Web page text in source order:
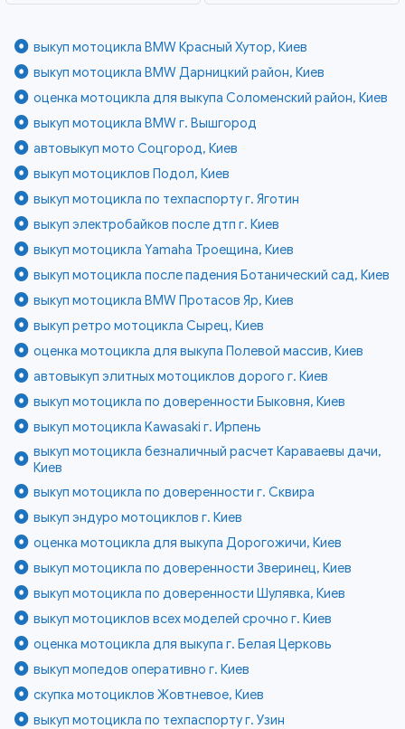
выкуп мотоцикла BMW Красный Хутор, Киев
выкуп мотоцикла BMW Дарницкий район, Киев
оценка мотоцикла для выкупа Соломенский район, Киев
выкуп мотоцикла BMW г. Вышгород
автовыкуп мото Соцгород, Киев
выкуп мотоциклов Подол, Киев
выкуп мотоцикла по техпаспорту г. Яготин
выкуп электробайков после дтп г. Киев
выкуп мотоцикла Yamaha Троещина, Киев
выкуп мотоцикла после падения Ботанический сад, Киев
выкуп мотоцикла BMW Протасов Яр, Киев
выкуп ретро мотоцикла Сырец, Киев
оценка мотоцикла для выкупа Полевой массив, Киев
автовыкуп элитных мотоциклов дорого г. Киев
выкуп мотоцикла по доверенности Быковня, Киев
выкуп мотоцикла Kawasaki г. Ирпень
выкуп мотоцикла безналичный расчет Караваевы дачи,
Киев
выкуп мотоцикла по доверенности г. Сквира
выкуп эндуро мотоциклов г. Киев
оценка мотоцикла для выкупа Дорогожичи, Киев
выкуп мотоцикла по доверенности Зверинец, Киев
выкуп мотоцикла по доверенности Шулявка, Киев
выкуп мотоциклов всех моделей срочно г. Киев
оценка мотоцикла для выкупа г. Белая Церковь
выкуп мопедов оперативно г. Киев
скупка мотоциклов Жовтневое, Киев
выкуп мотоцикла по техпаспорту г. Узин